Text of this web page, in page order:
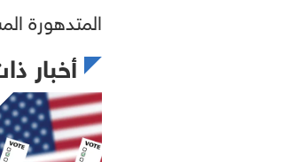
المتدهورة
أخبار